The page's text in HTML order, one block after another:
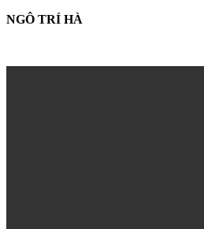
NGÔ TRÍ HÀ